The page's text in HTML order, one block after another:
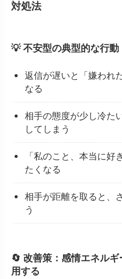
対処法
💡 不安型の典型的な行動
返信が遅いと「嫌われ
なる
相手の態度が少し冷た
してしまう
「私のこと、本当に好
たくなる
相手が距離を取ると、
う
🔄 改善策：感情エネル
用する